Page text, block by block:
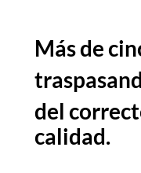
Más de
del
calidad.